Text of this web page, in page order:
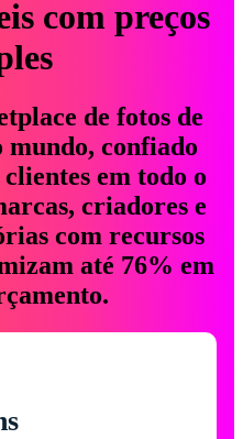
com preços
de fotos de
mundo, confiado
em todo o
criadores e
com recursos
até 76% em